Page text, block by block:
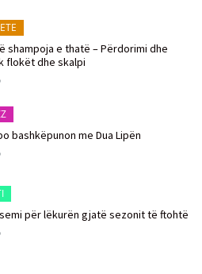
shampoja e thatë – Përdorimi dhe
flokët dhe skalpi
bashkëpunon me Dua Lipën
për lëkurën gjatë sezonit të ftohtë